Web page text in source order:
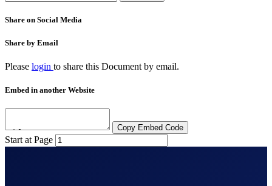
Share on Social Media
Share by Email
Please login to share this Document by email.
Embed in another Website
Copy Embed Code
Start at Page